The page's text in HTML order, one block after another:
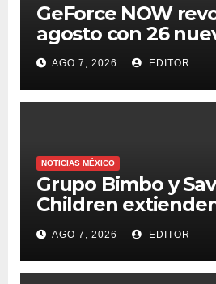
GeForce NOW
agosto con 26
AGO 7, 2026 EDITOR
NOTICIAS MÉXICO
Grupo Bimbo y
Children
apoyar a
Venezuela
AGO 7, 2026 EDITOR